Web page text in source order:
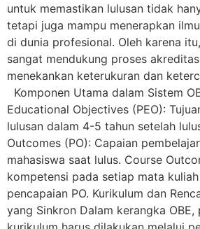
untuk memastikan lulusan tidak
tetapi juga mampu menerapkan
di dunia profesional. Oleh karena
sangat mendukung proses
menekankan keterukuran dan
Komponen Utama dalam Sistem
Educational Objectives (PEO):
lulusan dalam 4-5 tahun setelah
Outcomes (PO): Capaian
mahasiswa saat lulus. Course
kompetensi pada setiap mata
pencapaian PO. Kurikulum dan
yang Sinkron Dalam kerangka OBE,